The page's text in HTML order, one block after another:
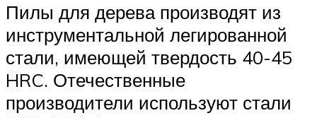
Пилы для дерева производят из
инструментальной легированной
стали, имеющей твердость 40-45
HRC. Отечественные
производители используют стали